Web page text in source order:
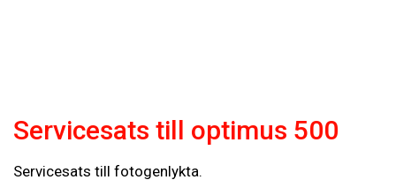
Servicesats till optimus 500
Servicesats till fotogenlykta.